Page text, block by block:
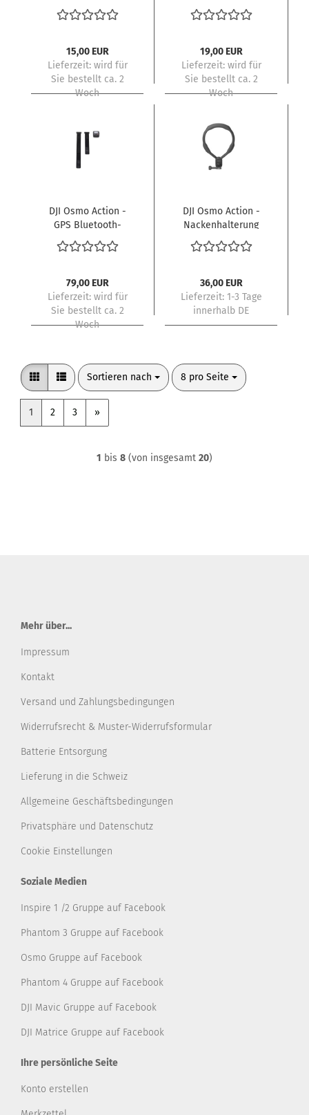
15,00 EUR
Lieferzeit: wird für
Sie bestellt ca. 2
Woch
Halterung
19,00 EUR
Lieferzeit: wird für
Sie bestellt ca. 2
Woch
DJI Osmo Action -
GPS Bluetooth-
Fernsteuerung
79,00 EUR
Lieferzeit: wird für
Sie bestellt ca. 2
Woch
DJI Osmo Action -
Nackenhalterung
36,00 EUR
Lieferzeit: 1-3 Tage
innerhalb DE
Sortieren nach
Sortieren nach 8 pro Seite
pro Seite
1 2 3 »
1 bis 8 (von insgesamt 20)
Mehr über...
Impressum
Kontakt
Versand und Zahlungsbedingungen
Widerrufsrecht & Muster-Widerrufsformular
Batterie Entsorgung
Lieferung in die Schweiz
Allgemeine Geschäftsbedingungen
Privatsphäre und Datenschutz
Cookie Einstellungen
Soziale Medien
Inspire 1 /2 Gruppe auf Facebook
Phantom 3 Gruppe auf Facebook
Osmo Gruppe auf Facebook
Phantom 4 Gruppe auf Facebook
DJI Mavic Gruppe auf Facebook
DJI Matrice Gruppe auf Facebook
Ihre persönliche Seite
Konto erstellen